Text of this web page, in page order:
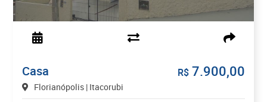
Casa
Florianópolis | Itacorubi
R$7.900,00